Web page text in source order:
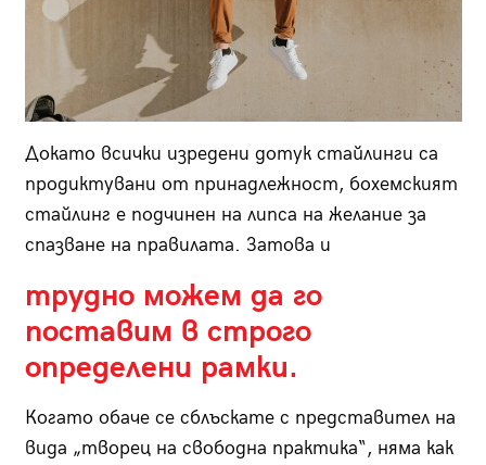
Докато всички изредени дотук стайлинги са
продиктувани от принадлежност, бохемският
стайлинг е подчинен на липса на желание за
спазване на правилата. Затова и
трудно можем да го
поставим в строго
определени рамки.
Когато обаче се сблъскате с представител на
вида „творец на свободна практика“, няма как